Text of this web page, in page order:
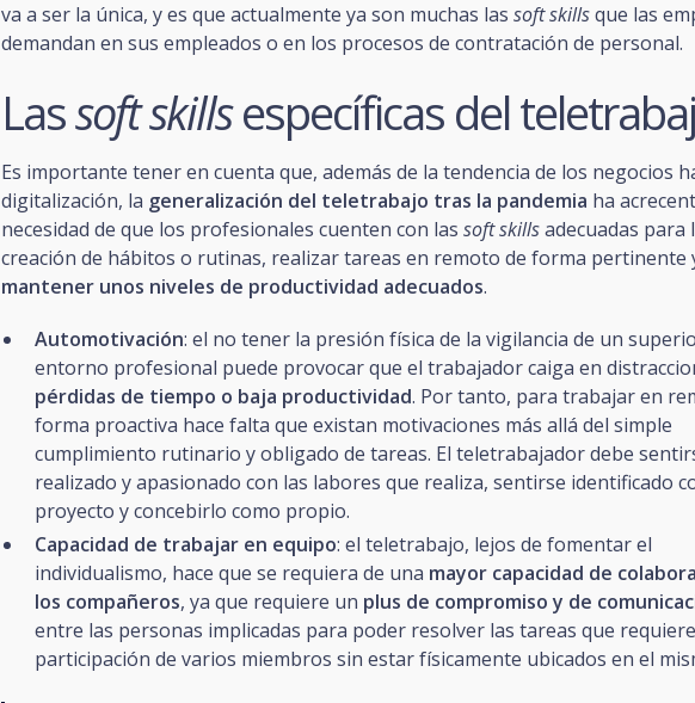
va a ser la única, y es que actualmente ya son muchas las soft skillsque las
demandan en sus empleados o en los procesos de contratación de personal.
Lassoft skillsespecíficas del
Es importante tener en cuenta que, además de la tendencia de los negocios
digitalización, la generalización del teletrabajo tras la pandemia ha
necesidad de que los profesionales cuenten con las soft skillsadecuadas para
creación de hábitos o rutinas, realizar tareas en remoto de forma pertinente
mantener unos niveles de productividad adecuados.
Automotivación: el no tener la presión física de la vigilancia de un
entorno profesional puede provocar que el trabajador caiga en
pérdidas de tiempo o baja productividad. Por tanto, para trabajar en
forma proactiva hace falta que existan motivaciones más allá del simple
cumplimiento rutinario y obligado de tareas. El teletrabajador debe
realizado y apasionado con las labores que realiza, sentirse identificado
proyecto y concebirlo como propio.
Capacidad de trabajar en equipo: el teletrabajo, lejos de fomentar el
individualismo, hace que se requiera de una mayor capacidad de
los compañeros, ya que requiere un plus de compromiso y de
entre las personas implicadas para poder resolver las tareas que
participación de varios miembros sin estar físicamente ubicados en el